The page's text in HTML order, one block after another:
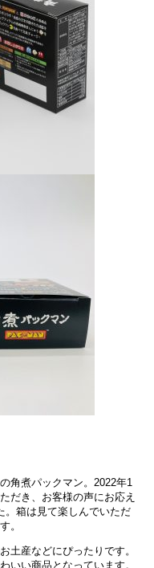
角煮パックマン。2022年1
だき、お客様の声にお応え
。箱は見て楽しんでいただ
。
土産などにぴったりです。
いい商品となっています。